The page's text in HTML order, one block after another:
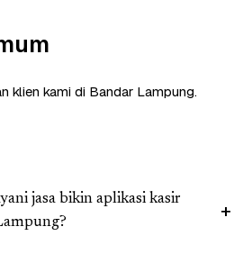
klien kami di Bandar Lampung.
jasa bikin aplikasi kasir